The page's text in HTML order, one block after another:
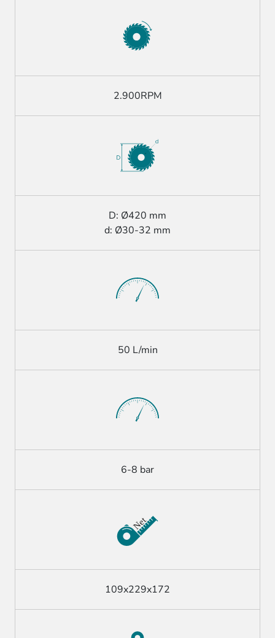
2.900RPM
D: Ø420 mm
d: Ø30-32 mm
50 L/min
6-8 bar
109x229x172